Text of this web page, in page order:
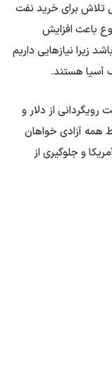
تلاش برای خرید نفت
باعث افزایش
زیرا نیازهایی داریم
آسیا هستند.
از دلار و
همه آزادی خواهان
و جلوگیری از